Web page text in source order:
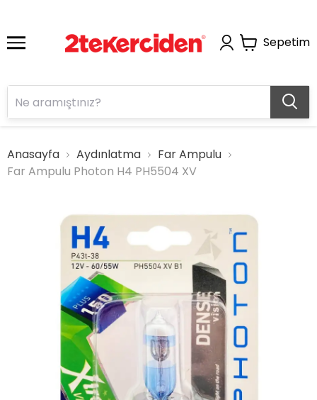
Sepetim
Anasayfa Aydınlatma
Far Ampulu
Far Ampulu Photon H4 PH5504 XV